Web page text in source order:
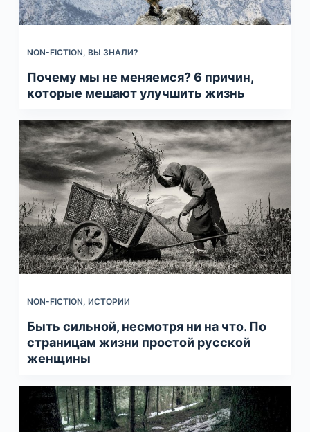
NON-FICTION, ВЫ ЗНАЛИ?
Почему мы не меняемся? 6 причин,
которые мешают улучшить жизнь
NON-FICTION, ИСТОРИИ
Быть сильной, несмотря ни на что. По
страницам жизни простой русской
женщины